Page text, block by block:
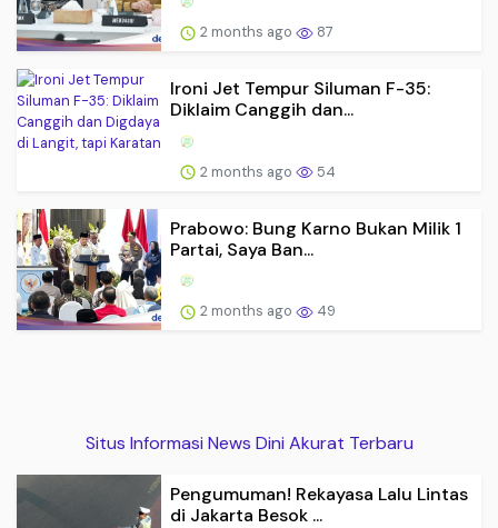
2 months ago 87
Ironi Jet Tempur Siluman F-35:
Diklaim Canggih dan...
2 months ago 54
Prabowo: Bung Karno Bukan Milik 1
Partai, Saya Ban...
2 months ago 49
Situs Informasi News Dini Akurat Terbaru
Pengumuman! Rekayasa Lalu Lintas
di Jakarta Besok ...